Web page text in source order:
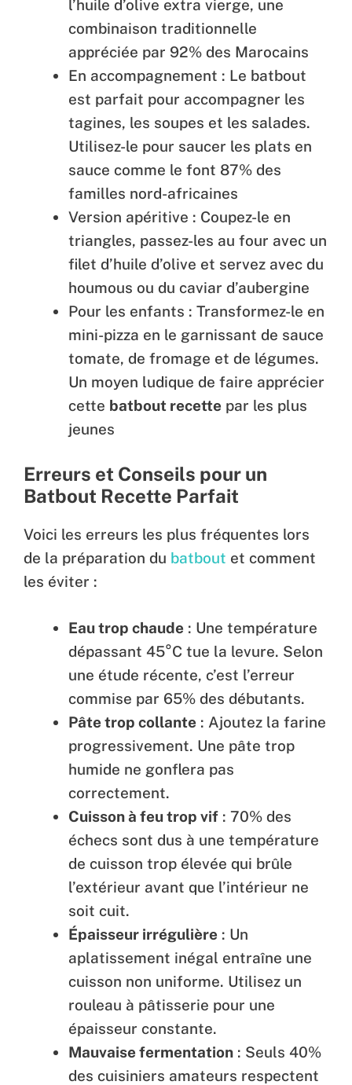
l’huile d’olive extra vierge, une
combinaison traditionnelle
appréciée par 92% des Marocains
En accompagnement : Le batbout
est parfait pour accompagner les
tagines, les soupes et les salades.
Utilisez-le pour saucer les plats en
sauce comme le font 87% des
familles nord-africaines
Version apéritive : Coupez-le en
triangles, passez-les au four avec un
filet d’huile d’olive et servez avec du
houmous ou du caviar d’aubergine
Pour les enfants : Transformez-le en
mini-pizza en le garnissant de sauce
tomate, de fromage et de légumes.
Un moyen ludique de faire apprécier
cette batbout recette par les plus
jeunes
Erreurs et Conseils pour un
Batbout Recette Parfait
Voici les erreurs les plus fréquentes lors
de la préparation du batbout et comment
les éviter :
Eau trop chaude : Une température
dépassant 45°C tue la levure. Selon
une étude récente, c’est l’erreur
commise par 65% des débutants.
Pâte trop collante : Ajoutez la farine
progressivement. Une pâte trop
humide ne gonflera pas
correctement.
Cuisson à feu trop vif : 70% des
échecs sont dus à une température
de cuisson trop élevée qui brûle
l’extérieur avant que l’intérieur ne
soit cuit.
Épaisseur irrégulière : Un
aplatissement inégal entraîne une
cuisson non uniforme. Utilisez un
rouleau à pâtisserie pour une
épaisseur constante.
Mauvaise fermentation : Seuls 40%
des cuisiniers amateurs respectent